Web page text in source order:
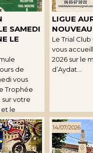
SAMEDI
LE
de
vous
Trophée
sur votre
le
au
ligue ...
LIGUE
Le Trial
vous
2026 sur le
d’Aydat...
14/07/2026